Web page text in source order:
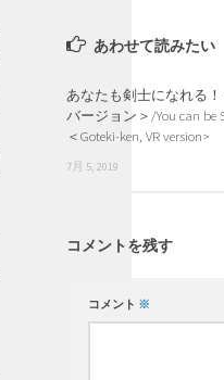
あわせて読みたい
あなたも剣士になれる！
バージョン＞/You can be
＜Goteki-ken, VR version>
7月 5, 2019
コメントを残す
コメント ※